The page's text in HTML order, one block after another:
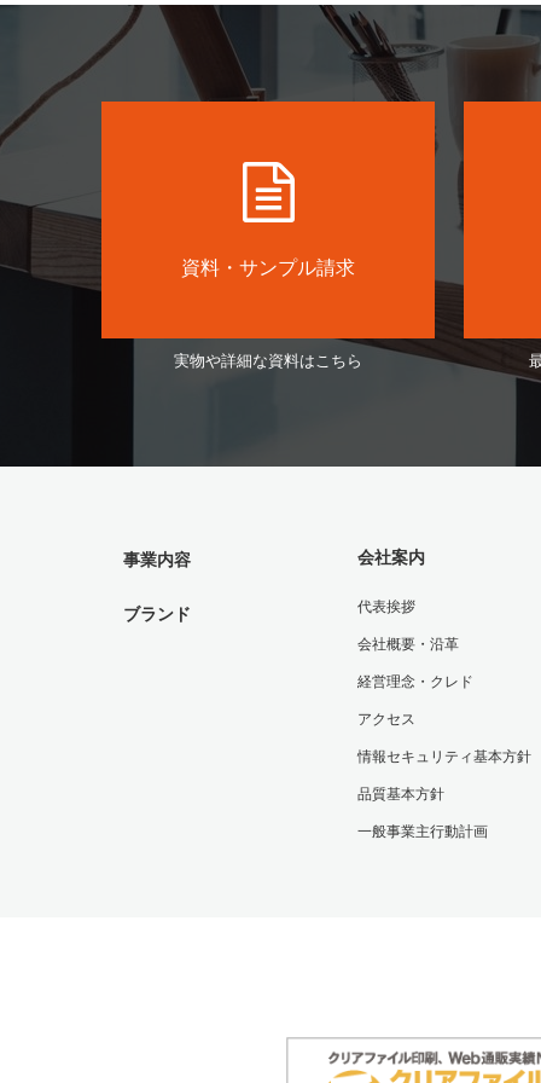
資料・サンプル請求
実物や詳細な資料はこちら
事業内容
ブランド
会社案内
代表挨拶
会社概要・沿革
経営理念・クレド
アクセス
情報セキュリティ基本方針
品質基本方針
一般事業主行動計画